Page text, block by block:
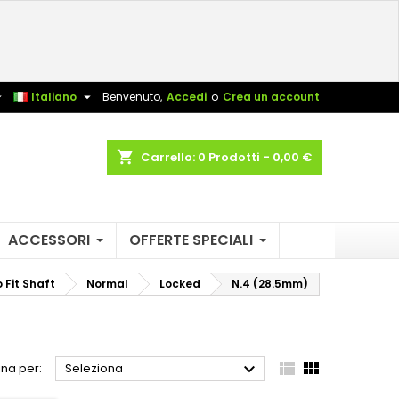
Benvenuto, Accedi o Crea un account
Italiano 
shopping_cart Carrello: 0 Prodotti - 0,00 €
ACCESSORI OFFERTE SPECIALI
Fit Shaft Normal Locked N.4 (28.5mm)
per: Seleziona   